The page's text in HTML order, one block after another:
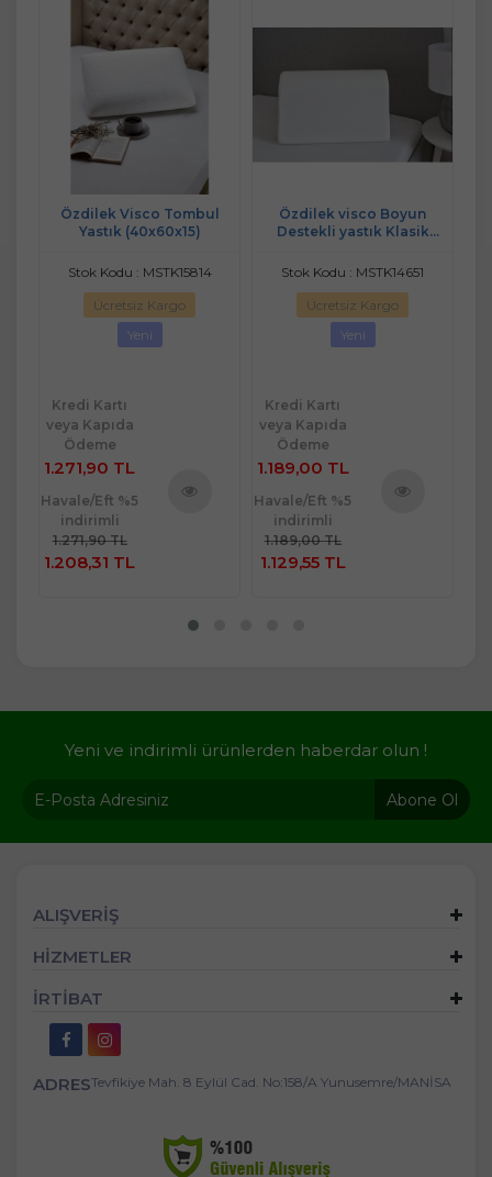
Özdilek Visco Tombul
Yastık (40x60x15)
Stok Kodu : MSTK15814
Ücretsiz Kargo
Yeni
Kredi Kartı
veya Kapıda
Ödeme
1.271,90 TL
Havale/Eft %5
indirimli
1.271,90 TL
1.208,31 TL
Özdilek visco Boyun
Destekli yastık Klasik
Stok Kodu : MSTK14651
Ücretsiz Kargo
Yeni
Kredi Kartı
veya Kapıda
Ödeme
1.189,00 TL
Havale/Eft %5
indirimli
1.189,00 TL
1.129,55 TL
Yeni ve indirimli ürünlerden haberdar olun !
Abone Ol
ALIŞVERİŞ
HİZMETLER
İRTİBAT
ADRESTevfikiye Mah. 8 Eylül Cad. No:158/A Yunusemre/MANİSA